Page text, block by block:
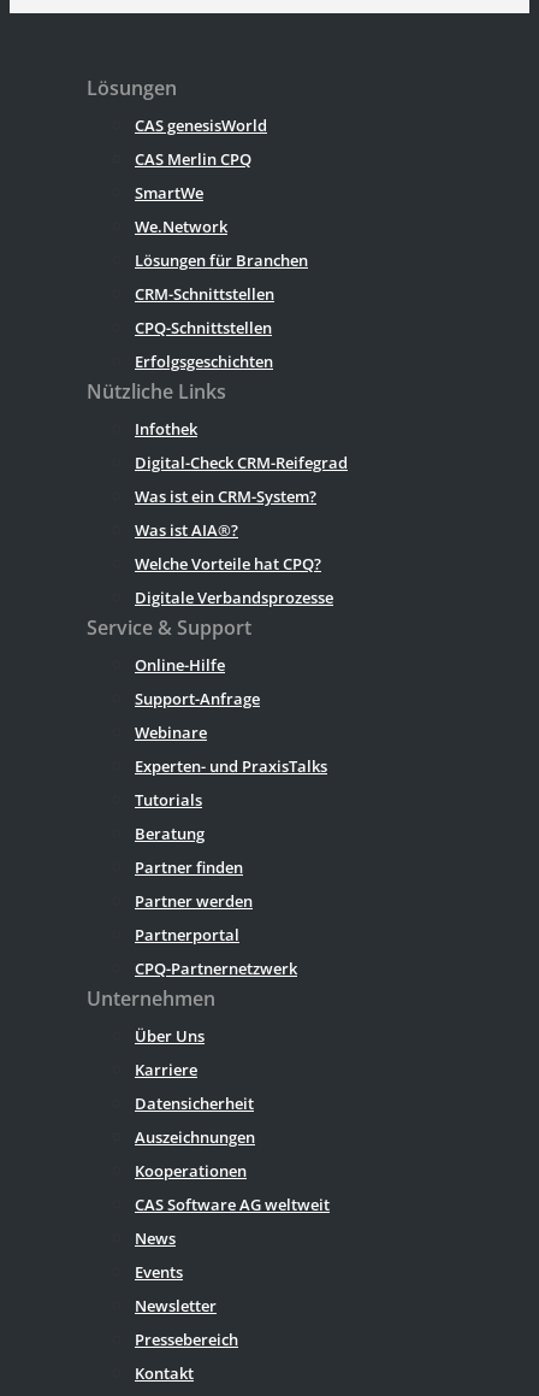
Lösungen
CAS genesisWorld
CAS Merlin CPQ
SmartWe
We.Network
Lösungen für Branchen
CRM-Schnittstellen
CPQ-Schnittstellen
Erfolgsgeschichten
Nützliche Links
Infothek
Digital-Check CRM-Reifegrad
Was ist ein CRM-System?
Was ist AIA®?
Welche Vorteile hat CPQ?
Digitale Verbandsprozesse
Service & Support
Online-Hilfe
Support-Anfrage
Webinare
Experten- und PraxisTalks
Tutorials
Beratung
Partner finden
Partner werden
Partnerportal
CPQ-Partnernetzwerk
Unternehmen
Über Uns
Karriere
Datensicherheit
Auszeichnungen
Kooperationen
CAS Software AG weltweit
News
Events
Newsletter
Pressebereich
Kontakt